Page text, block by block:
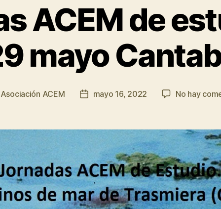
ACEM de
mayo
Asociación ACEM
Fecha
entrada
mayo 16, 2022 No hay